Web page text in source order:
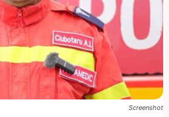
Screenshot